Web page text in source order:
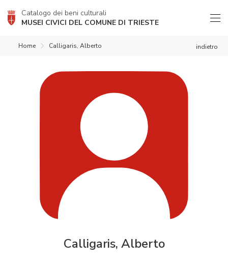
Catalogo dei beni culturali
MUSEI CIVICI DEL COMUNE DI TRIESTE
indietro
Home Calligaris, Alberto
Calligaris, Alberto